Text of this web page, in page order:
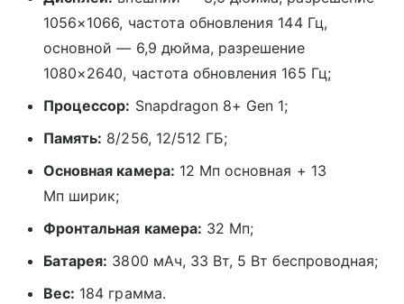
1056×1066, частота обновления 144 Гц,
основной — 6,9 дюйма, разрешение
1080×2640, частота обновления 165 Гц;
Процессор: Snapdragon 8+ Gen 1;
Память: 8/256, 12/512 ГБ;
Основная камера: 12 Мп основная + 13
Мп ширик;
Фронтальная камера: 32 Мп;
Батарея: 3800 мАч, 33 Вт, 5 Вт беспроводная;
Вес: 184 грамма.